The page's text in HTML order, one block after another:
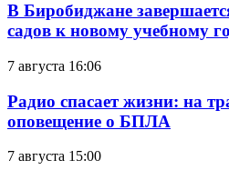
В Биробиджане
садов к новому учебному
7 августа 16:06
Радио спасает жизни: на
оповещение о БПЛА
7 августа 15:00